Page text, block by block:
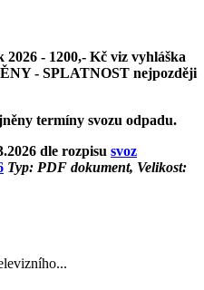
- 1200,- Kč viz vyhláška
- SPLATNOST nejpozději
termíny svozu odpadu.
dle rozpisu svoz
Typ: PDF dokument, Velikost: